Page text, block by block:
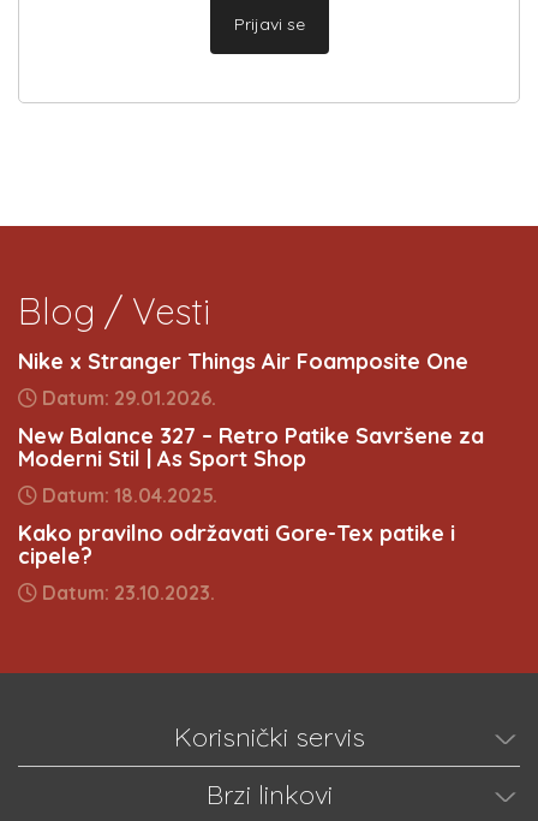
Prijavi se
Blog / Vesti
Nike x Stranger Things Air Foamposite One
Datum: 29.01.2026.
New Balance 327 – Retro Patike Savršene za
Moderni Stil | As Sport Shop
Datum: 18.04.2025.
Kako pravilno održavati Gore-Tex patike i
cipele?
Datum: 23.10.2023.
Korisnički servis
Brzi linkovi